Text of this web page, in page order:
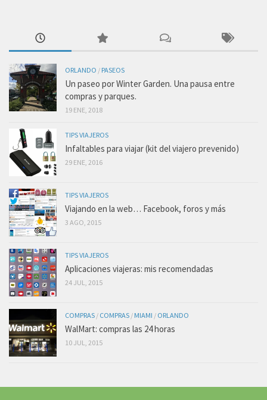
ORLANDO / PASEOS
Un paseo por Winter Garden. Una pausa entre
compras y parques.
19 ENE, 2018
TIPS VIAJEROS
Infaltables para viajar (kit del viajero prevenido)
29 ENE, 2016
TIPS VIAJEROS
Viajando en la web… Facebook, foros y más
3 AGO, 2015
TIPS VIAJEROS
Aplicaciones viajeras: mis recomendadas
24 JUL, 2015
COMPRAS / COMPRAS / MIAMI / ORLANDO
WalMart: compras las 24 horas
10 JUL, 2015